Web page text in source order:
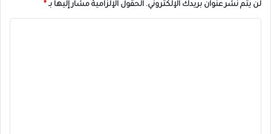
لن يتم نشر عنوان بريدك الإلكتروني. الحقول الإلزامية مشار إليها بـ *